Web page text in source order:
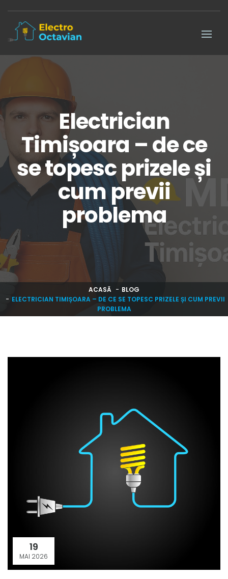
Electrician
Timișoara – de ce
se topesc prizele și
cum previi
problema
ACASĂ
BLOG
ELECTRICIAN TIMIȘOARA – DE CE SE TOPESC PRIZELE ȘI CUM PREVII
PROBLEMA
19
MAI 2026